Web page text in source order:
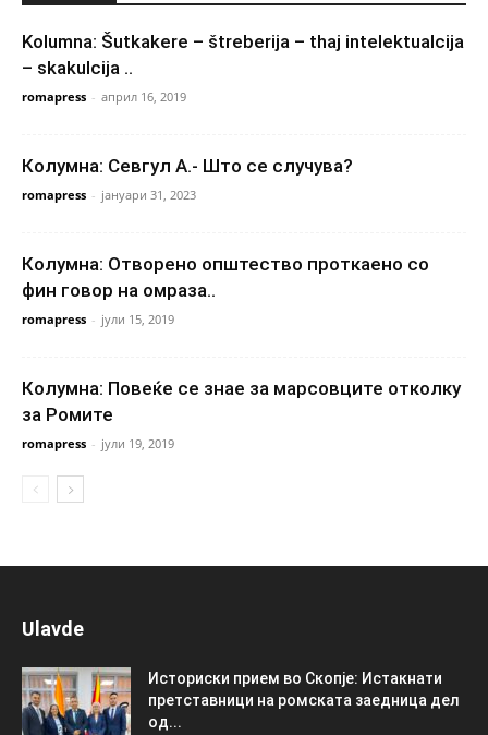
Kolumna: Šutkakere – štreberija – thaj intelektualcija
– skakulcija ..
romapress - април 16, 2019
Колумна: Севгул А.- Што се случува?
romapress - јануари 31, 2023
Колумна: Отворено општество проткаено со
фин говор на омраза..
romapress - јули 15, 2019
Колумна: Повеќе се знае за марсовците отколку
за Ромите
romapress - јули 19, 2019
Ulavde
Историски прием во Скопје: Истакнати
претставници на ромската заедница дел
од...